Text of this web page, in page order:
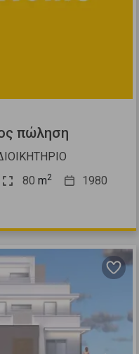
πώληση
80 m2 1980